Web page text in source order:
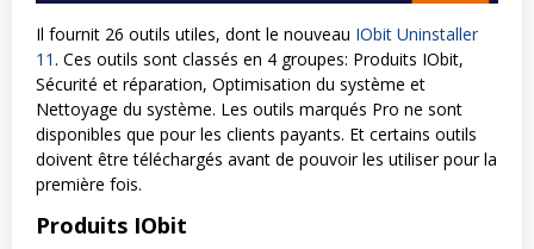
Il fournit 26 outils utiles, dont le nouveau IObit Uninstaller
11. Ces outils sont classés en 4 groupes: Produits IObit,
Sécurité et réparation, Optimisation du système et
Nettoyage du système. Les outils marqués Pro ne sont
disponibles que pour les clients payants. Et certains outils
doivent être téléchargés avant de pouvoir les utiliser pour la
première fois.
Produits IObit